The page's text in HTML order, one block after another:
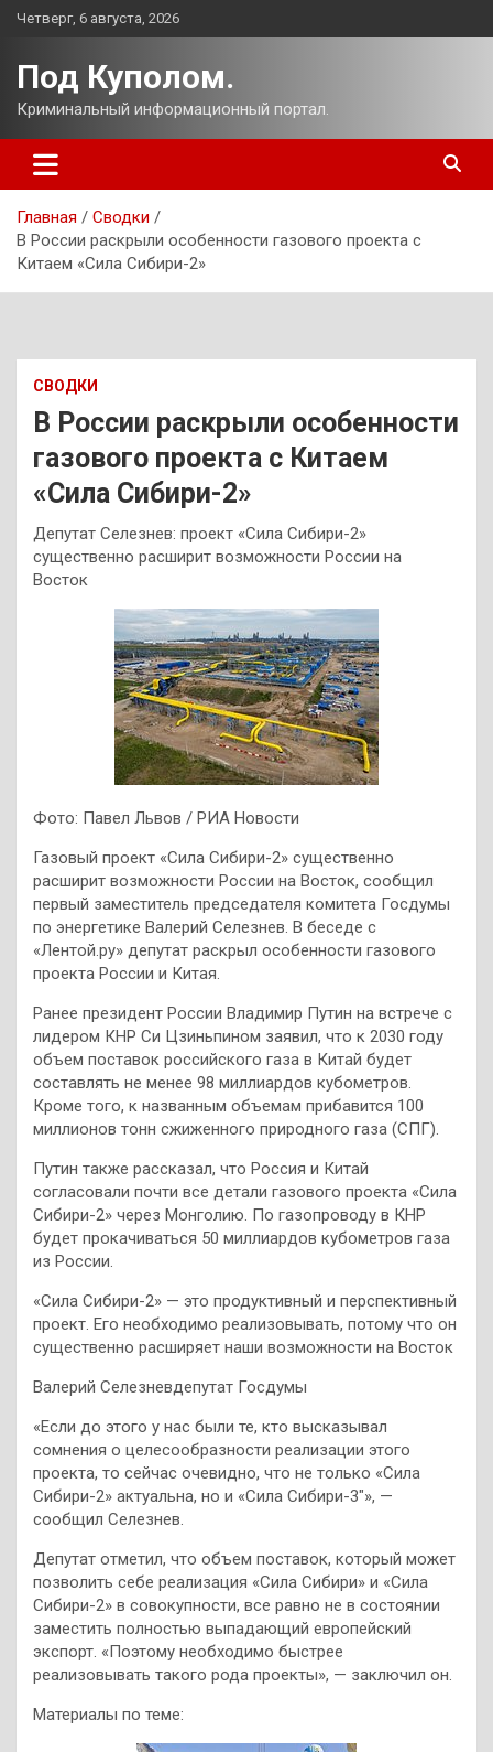
Перейти
Четверг, 6 августа, 2026
Под Куполом.
Криминальный информационный портал.
Главная
Сводки
В России раскрыли особенности газового проекта с
Китаем «Сила Сибири-2»
СВОДКИ
В России раскрыли особенности
газового проекта с Китаем
«Сила Сибири-2»
Депутат Селезнев: проект «Сила Сибири-2»
существенно расширит возможности России на
Восток
Фото: Павел Львов / РИА Новости
Газовый проект «Сила Сибири-2» существенно
расширит возможности России на Восток, сообщил
первый заместитель председателя комитета Госдумы
по энергетике Валерий Селезнев. В беседе с
«Лентой.ру» депутат раскрыл особенности газового
проекта России и Китая.
Ранее президент России Владимир Путин на встрече с
лидером КНР Си Цзиньпином заявил, что к 2030 году
объем поставок российского газа в Китай будет
составлять не менее 98 миллиардов кубометров.
Кроме того, к названным объемам прибавится 100
миллионов тонн сжиженного природного газа (СПГ).
Путин также рассказал, что Россия и Китай
согласовали почти все детали газового проекта «Сила
Сибири-2» через Монголию. По газопроводу в КНР
будет прокачиваться 50 миллиардов кубометров газа
из России.
«Сила Сибири-2» — это продуктивный и перспективный
проект. Его необходимо реализовывать, потому что он
существенно расширяет наши возможности на Восток
Валерий Селезневдепутат Госдумы
«Если до этого у нас были те, кто высказывал
сомнения о целесообразности реализации этого
проекта, то сейчас очевидно, что не только «Сила
Сибири-2» актуальна, но и «Сила Сибири-3″», —
сообщил Селезнев.
Депутат отметил, что объем поставок, который может
позволить себе реализация «Сила Сибири» и «Сила
Сибири-2» в совокупности, все равно не в состоянии
заместить полностью выпадающий европейский
экспорт. «Поэтому необходимо быстрее
реализовывать такого рода проекты», — заключил он.
Материалы по теме: